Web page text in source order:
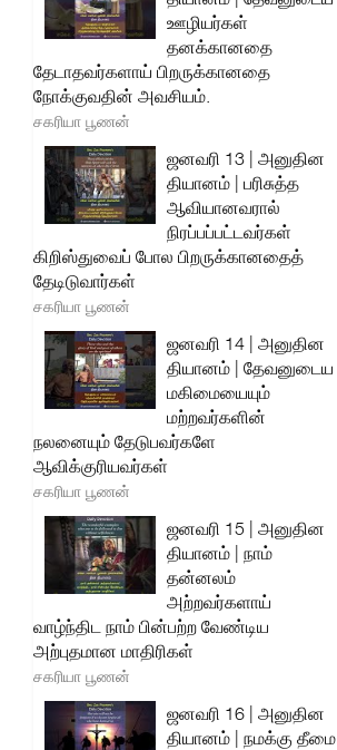
ஊழியர்கள்
தனக்கானதை
தேடாதவர்களாய் பிறருக்கானதை
நோக்குவதின் அவசியம்.
சகரியா பூணன்
ஜனவரி 13 | அனுதின
தியானம் | பரிசுத்த
ஆவியானவரால்
நிரப்பப்பட்டவர்கள்
கிறிஸ்துவைப் போல பிறருக்கானதைத்
தேடிடுவார்கள்
சகரியா பூணன்
ஜனவரி 14 | அனுதின
தியானம் | தேவனுடைய
மகிமையையும்
மற்றவர்களின்
நலனையும் தேடுபவர்களே
ஆவிக்குரியவர்கள்
சகரியா பூணன்
ஜனவரி 15 | அனுதின
தியானம் | நாம்
தன்னலம்
அற்றவர்களாய்
வாழ்ந்திட நாம் பின்பற்ற வேண்டிய
அற்புதமான மாதிரிகள்
சகரியா பூணன்
ஜனவரி 16 | அனுதின
தியானம் | நமக்கு தீமை